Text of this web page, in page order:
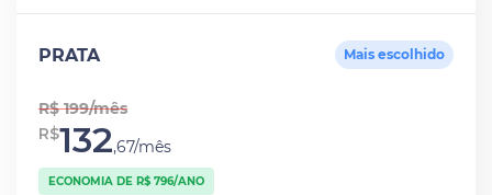
PRATA Mais escolhido
R$ 199/mês
R$132,67/mês
ECONOMIA DE R$ 796/ANO